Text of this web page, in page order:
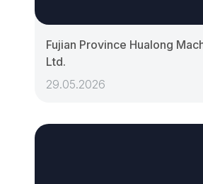
Fujian Province Hualong
Ltd.
29.05.2026